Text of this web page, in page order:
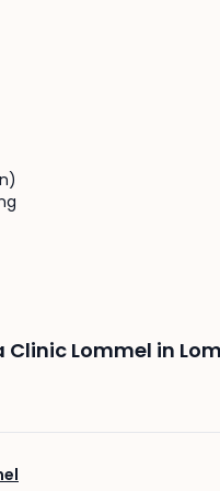
Lommel in